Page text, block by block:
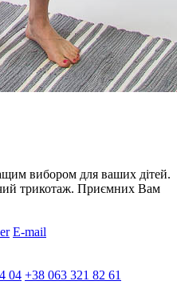
вибором для ваших дітей.
трикотаж. Приємних Вам
E-mail
04 +38 063 321 82 61